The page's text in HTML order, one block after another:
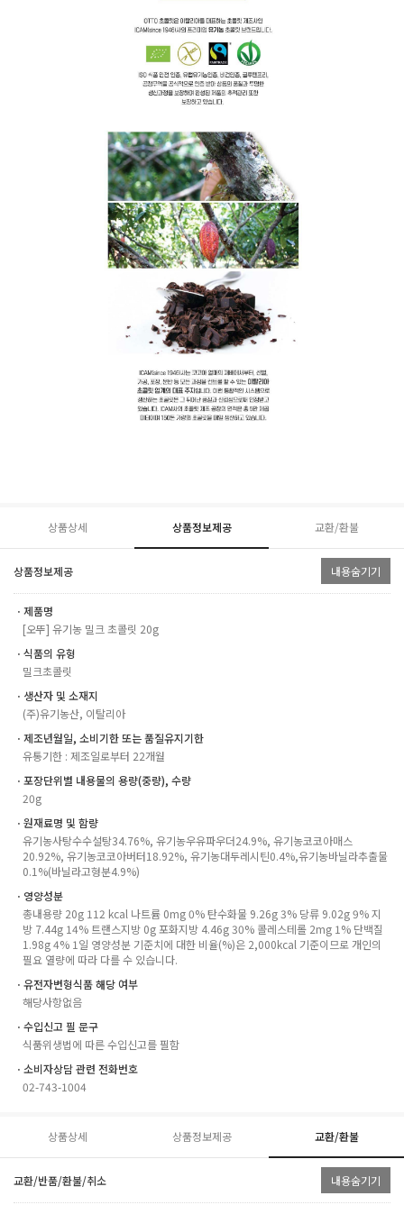
상품상세 상품정보제공 교환/환불
상품정보제공 내용숨기기
ㆍ제품명
[오뚜] 유기농 밀크 초콜릿 20g
ㆍ식품의 유형
밀크초콜릿
ㆍ생산자 및 소재지
(주)유기농산, 이탈리아
ㆍ제조년월일, 소비기한 또는 품질유지기한
유통기한 : 제조일로부터 22개월
ㆍ포장단위별 내용물의 용량(중량), 수량
20g
ㆍ원재료명 및 함량
유기농사탕수수설탕34.76%, 유기농우유파우더24.9%, 유기농코코아매스
20.92%, 유기농코코아버터18.92%, 유기농대두레시틴0.4%,유기농바닐라추출물
0.1%(바닐라고형분4.9%)
ㆍ영양성분
총내용량 20g 112 kcal 나트륨 0mg 0% 탄수화물 9.26g 3% 당류 9.02g 9% 지
방 7.44g 14% 트랜스지방 0g 포화지방 4.46g 30% 콜레스테롤 2mg 1% 단백질
1.98g 4% 1일 영양성분 기준치에 대한 비율(%)은 2,000kcal 기준이므로 개인의
필요 열량에 따라 다를 수 있습니다.
ㆍ유전자변형식품 해당 여부
해당사항없음
ㆍ수입신고 필 문구
식품위생법에 따른 수입신고를 필함
ㆍ소비자상담 관련 전화번호
02-743-1004
상품상세 상품정보제공 교환/환불
교환/반품/환불/취소 내용숨기기